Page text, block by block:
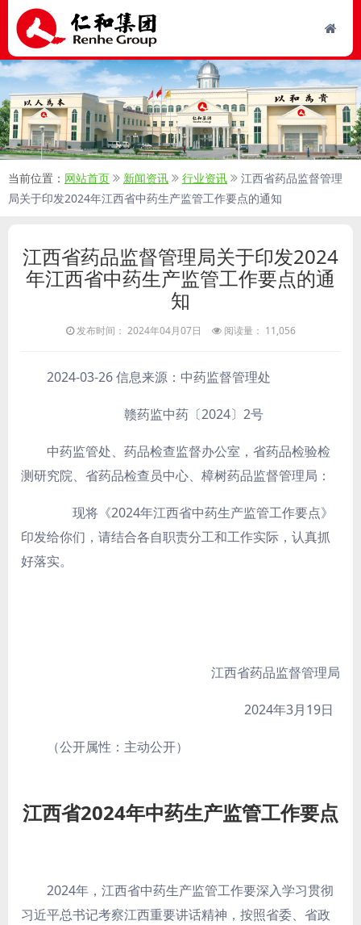
当前位置： 网站首页 新闻资讯 行业资讯
江西省药品监督管理
局关于印发2024年江西省中药生产监管工作要点的通知
江西省药品监督管理局关于印发2024
年江西省中药生产监管工作要点的通
知
发布时间： 2024年04月07日 阅读量： 11,056
2024-03-26信息来源：中药监督管理处
赣药监中药〔2024〕2号
中药监管处、药品检查监督办公室，省药品检验检
测研究院、省药品检查员中心、樟树药品监督管理局：
现将《2024年江西省中药生产监管工作要点》
印发给你们，请结合各自职责分工和工作实际，认真抓
好落实。
江西省药品监督管理局
2024年3月19日
（公开属性：主动公开）
江西省2024年中药生产监管工作要点
2024年，江西省中药生产监管工作要深入学习贯彻
习近平总书记考察江西重要讲话精神，按照省委、省政